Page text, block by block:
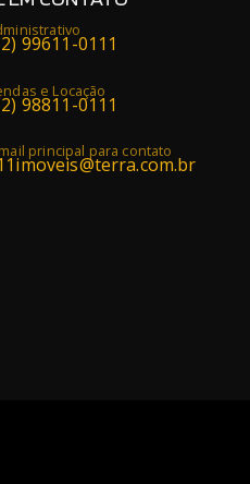
99611-0111
e Locação
98811-0111
principal para contato